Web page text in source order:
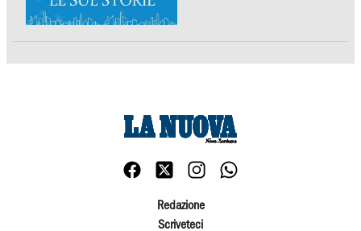
Redazione
Scriveteci